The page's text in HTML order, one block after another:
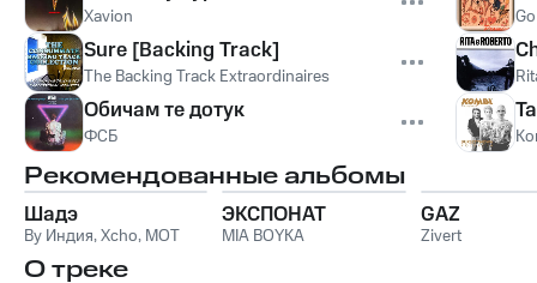
Xavion
Sure [Backing Track]
The Backing Track Extraordinaires
Обичам те дотук
ФСБ
Рекомендованные альбомы
Шадэ
By Индия,Xcho, MOT
ЭКСПОНАТ
MIA BOYKA
GAZ
Zivert
О треке